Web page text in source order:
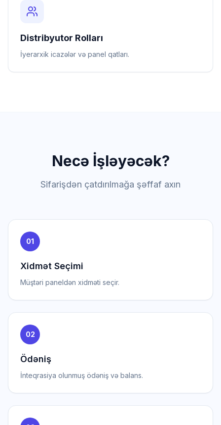
Distribyutor Rolları
İyerarxik icazələr və panel qatları.
Necə İşləyəcək?
Sifarişdən çatdırılmağa şəffaf axın
01
Xidmət Seçimi
Müştəri paneldən xidməti seçir.
02
Ödəniş
İnteqrasiya olunmuş ödəniş və balans.